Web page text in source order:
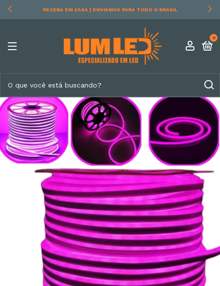
RECEBA EM CASA | ENVIAMOS PARA TODO O BRASIL
0